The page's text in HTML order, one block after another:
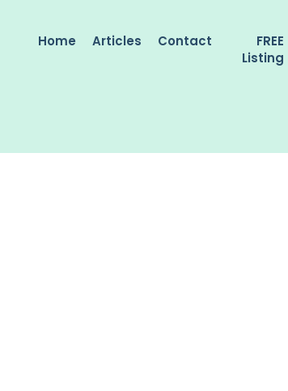
Home Articles Contact
FREE
Listing